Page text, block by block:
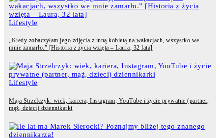
Lifestyle
„Kiedy zobaczyłam jego zdjęcia z inną kobietą na wakacjach, wszystko we
mnie zamarło.” [Historia z życia wzięta – Laura, 32 lata]
Lifestyle
Maja Strzelczyk: wiek, kariera, Instagram, YouTube i życie prywatne (partner,
mąż, dzieci) dziennikarki